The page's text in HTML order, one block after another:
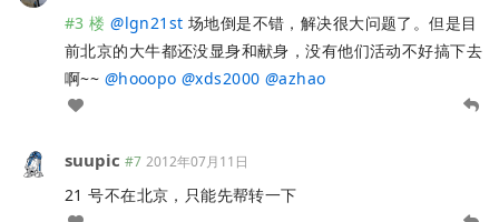
#3 楼 @lgn21st 场地倒是不错，解决很大问题了。但是目
前北京的大牛都还没显身和献身，没有他们活动不好搞下去
啊~~ @hooopo @xds2000 @azhao
suupic #7 2012年07月11日
21 号不在北京，只能先帮转一下